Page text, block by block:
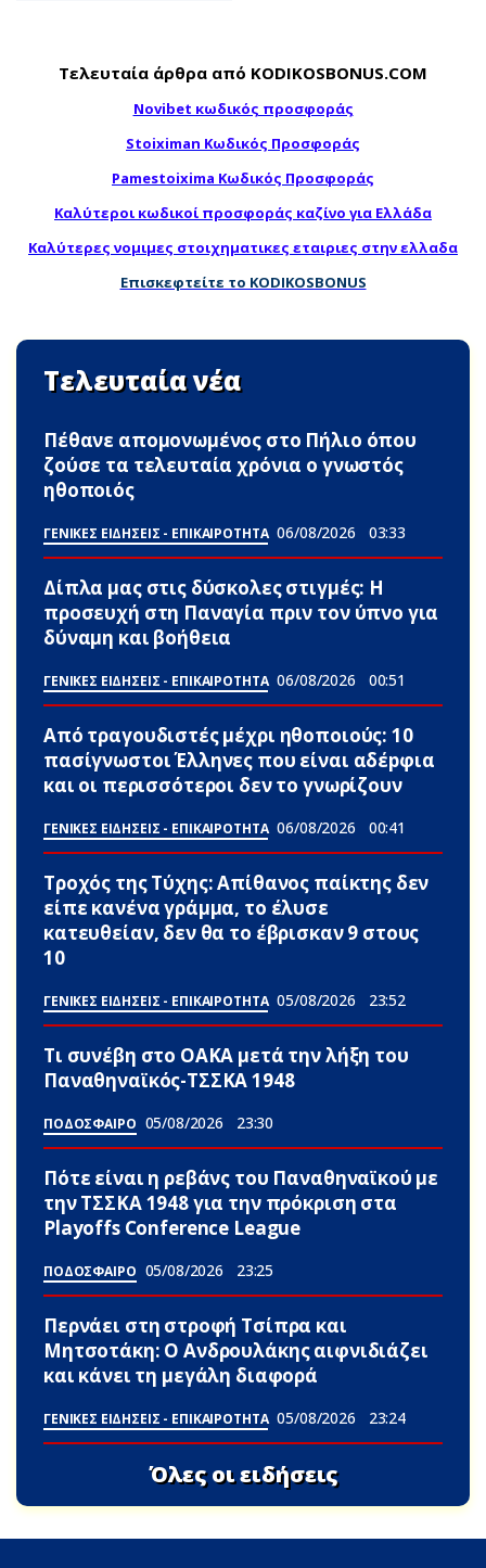
Τελευταία άρθρα από KODIKOSBONUS.COM
Novibet κωδικός προσφοράς
Stoiximan Κωδικός Προσφοράς
Pamestoixima Κωδικός Προσφοράς
Καλύτεροι κωδικοί προσφοράς καζίνο για Ελλάδα
Καλύτερες νομιμες στοιχηματικες εταιριες στην ελλαδα
Επισκεφτείτε το KODIKOSBONUS
Τελευταία νέα
Πέθανε απομονωμένος στο Πήλιο όπου
ζούσε τα τελευταία χρόνια ο γνωστός
ηθοποιός
ΓΕΝΙΚΕΣ ΕΙΔΗΣΕΙΣ - ΕΠΙΚΑΙΡΟΤΗΤΑ 06/08/2026 03:33
Δίπλα μας στις δύσκολες στιγμές: Η
προσευχή στη Παναγία πριν τον ύπνο για
δύναμη και βοήθεια
ΓΕΝΙΚΕΣ ΕΙΔΗΣΕΙΣ - ΕΠΙΚΑΙΡΟΤΗΤΑ 06/08/2026 00:51
Από τραγουδιστές μέχρι ηθοποιούς: 10
πασίγνωστοι Έλληνες που είναι αδέpφια
και οι περισσότεροι δεν το γνωρίζουν
ΓΕΝΙΚΕΣ ΕΙΔΗΣΕΙΣ - ΕΠΙΚΑΙΡΟΤΗΤΑ 06/08/2026 00:41
Τροχός της Τύχης: Απίθανος παίκτης δεν
είπε κανένα γράμμα, το έλυσε
κατευθείαν, δεν θα το έβρισκαν 9 στους
10
ΓΕΝΙΚΕΣ ΕΙΔΗΣΕΙΣ - ΕΠΙΚΑΙΡΟΤΗΤΑ 05/08/2026 23:52
Τι συνέβη στο ΟΑΚΑ μετά την λήξη του
Παναθηναϊκός-ΤΣΣΚΑ 1948
ΠΟΔΟΣΦΑΙΡΟ 05/08/2026 23:30
Πότε είναι η ρεβάνς του Παναθηναϊκού με
την ΤΣΣΚΑ 1948 για την πρόκριση στα
Playoffs Conference League
ΠΟΔΟΣΦΑΙΡΟ 05/08/2026 23:25
Περνάει στη στροφή Τσίπρα και
Μητσοτάκη: Ο Ανδρουλάκης αιφνιδιάζει
και κάνει τη μεγάλη διαφορά
ΓΕΝΙΚΕΣ ΕΙΔΗΣΕΙΣ - ΕΠΙΚΑΙΡΟΤΗΤΑ 05/08/2026 23:24
Όλες οι ειδήσεις